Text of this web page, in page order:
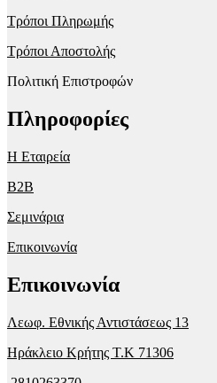
Τρόποι Πληρωμής
Τρόποι Αποστολής
Πολιτική Επιστροφών
Πληροφορίες
Η Εταιρεία
B2B
Σεμινάρια
Επικοινωνία
Επικοινωνία
Λεωφ. Εθνικής Αντιστάσεως 13
Ηράκλειο Κρήτης T.K 71306